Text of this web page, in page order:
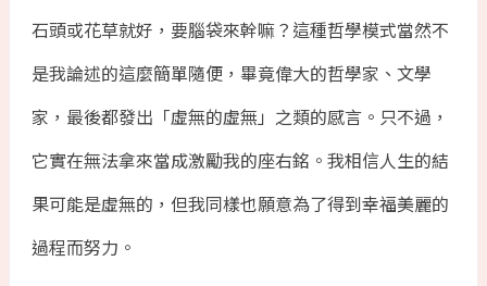
石頭或花草就好，要腦袋來幹嘛？這種哲學模式當然不
是我論述的這麼簡單隨便，畢竟偉大的哲學家、文學
家，最後都發出「虛無的虛無」之類的感言。只不過，
它實在無法拿來當成激勵我的座右銘。我相信人生的結
果可能是虛無的，但我同樣也願意為了得到幸福美麗的
過程而努力。